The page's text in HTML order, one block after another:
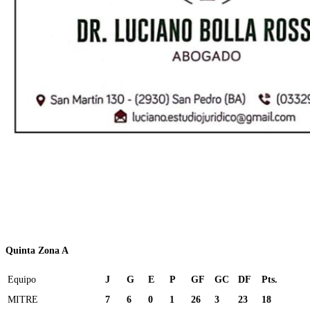
Quinta Zona A
Equipo J G E P GF GC DF
Pts.
MITRE
7 6 0 1 26 3 23
18